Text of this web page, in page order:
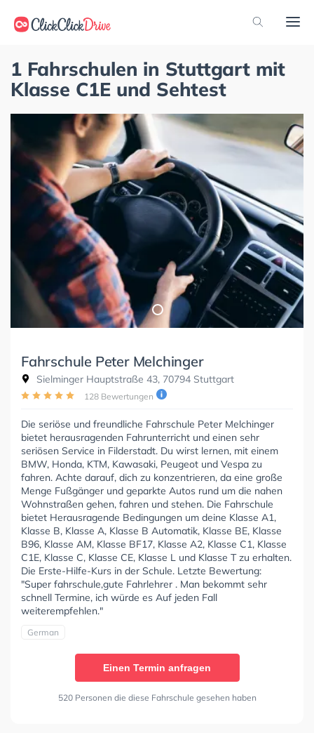
1 Fahrschulen in Stuttgart mit
Klasse C1E und Sehtest
Fahrschule Peter Melchinger
Sielminger Hauptstraße 43, 70794 Stuttgart
128 Bewertungen
Die seriöse und freundliche Fahrschule Peter Melchinger
bietet herausragenden Fahrunterricht und einen sehr
seriösen Service in Filderstadt. Du wirst lernen, mit einem
BMW, Honda, KTM, Kawasaki, Peugeot und Vespa zu
fahren. Achte darauf, dich zu konzentrieren, da eine große
Menge Fußgänger und geparkte Autos rund um die nahen
Wohnstraßen gehen, fahren und stehen. Die Fahrschule
bietet Herausragende Bedingungen um deine Klasse A1,
Klasse B, Klasse A, Klasse B Automatik, Klasse BE, Klasse
B96, Klasse AM, Klasse BF17, Klasse A2, Klasse C1, Klasse
C1E, Klasse C, Klasse CE, Klasse L und Klasse T zu erhalten.
Die Erste-Hilfe-Kurs in der Schule. Letzte Bewertung:
"Super fahrschule,gute Fahrlehrer . Man bekommt sehr
schnell Termine, ich würde es Auf jeden Fall
weiterempfehlen."
German
Einen Termin anfragen
520 Personen die diese Fahrschule gesehen haben